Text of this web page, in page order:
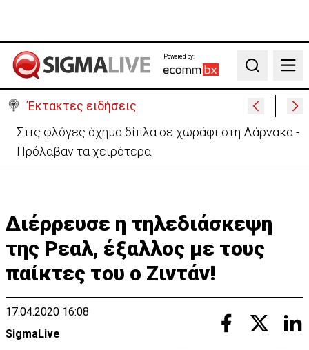
Powered by:
Search
Έκτακτες ειδήσεις
Στις φλόγες όχημα δίπλα σε χωράφι στη Λάρνακα -
Πρόλαβαν τα χειρότερα
Διέρρευσε η τηλεδιάσκεψη
της Ρεαλ, έξαλλος με τους
παίκτες του ο Ζιντάν!
17.04.2020 16:08
SigmaLive